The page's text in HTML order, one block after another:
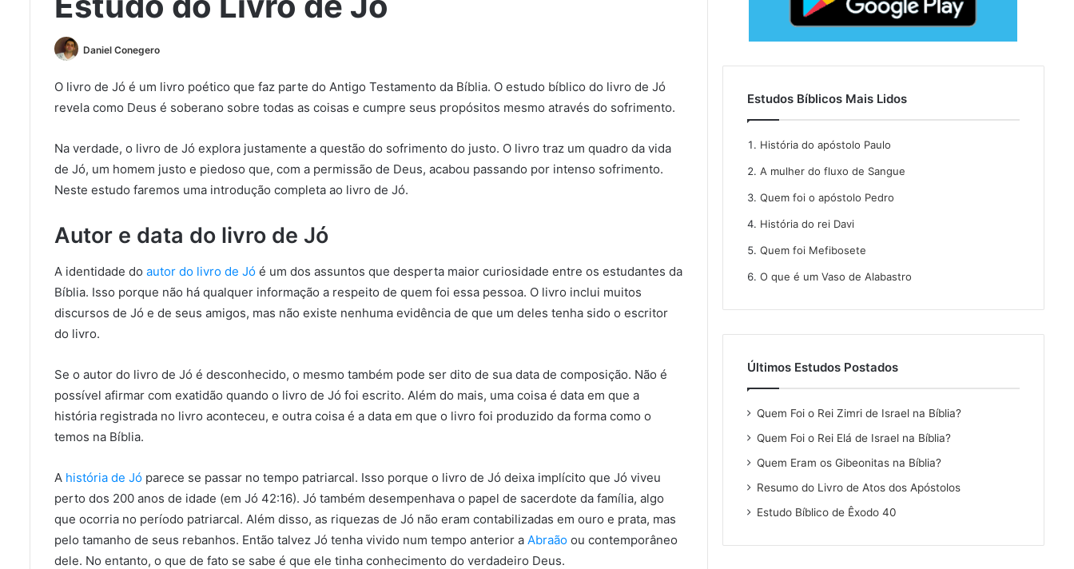
Daniel Conegero
O livro de Jó é um livro poético que faz parte do Antigo Testamento da Bíblia. O estudo bíblico do livro de Jó
revela como Deus é soberano sobre todas as coisas e cumpre seus propósitos mesmo através do sofrimento.
Na verdade, o livro de Jó explora justamente a questão do sofrimento do justo. O livro traz um quadro da vida
de Jó, um homem justo e piedoso que, com a permissão de Deus, acabou passando por intenso sofrimento.
Neste estudo faremos uma introdução completa ao livro de Jó.
Autor e data do livro de Jó
A identidade do autor do livro de Jó é um dos assuntos que desperta maior curiosidade entre os estudantes da
Bíblia. Isso porque não há qualquer informação a respeito de quem foi essa pessoa. O livro inclui muitos
discursos de Jó e de seus amigos, mas não existe nenhuma evidência de que um deles tenha sido o escritor
do livro.
Se o autor do livro de Jó é desconhecido, o mesmo também pode ser dito de sua data de composição. Não é
possível afirmar com exatidão quando o livro de Jó foi escrito. Além do mais, uma coisa é data em que a
história registrada no livro aconteceu, e outra coisa é a data em que o livro foi produzido da forma como o
temos na Bíblia.
A história de Jó parece se passar no tempo patriarcal. Isso porque o livro de Jó deixa implícito que Jó viveu
perto dos 200 anos de idade (em Jó 42:16). Jó também desempenhava o papel de sacerdote da família, algo
que ocorria no período patriarcal. Além disso, as riquezas de Jó não eram contabilizadas em ouro e prata, mas
pelo tamanho de seus rebanhos. Então talvez Jó tenha vivido num tempo anterior a Abraão ou contemporâneo
dele. No entanto, o que de fato se sabe é que ele tinha conhecimento do verdadeiro Deus.
Estudos Bíblicos Mais Lidos
História do apóstolo Paulo
A mulher do fluxo de Sangue
Quem foi o apóstolo Pedro
História do rei Davi
Quem foi Mefibosete
O que é um Vaso de Alabastro
Últimos Estudos Postados
Quem Foi o Rei Zimri de Israel na Bíblia?
Quem Foi o Rei Elá de Israel na Bíblia?
Quem Eram os Gibeonitas na Bíblia?
Resumo do Livro de Atos dos Apóstolos
Estudo Bíblico de Êxodo 40